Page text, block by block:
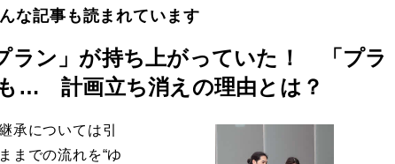
な記事も読まれています
ラン」が持ち上がっていた！ 「プラ
… 計画立ち消えの理由とは？
承については引
までの流れを“ゆ